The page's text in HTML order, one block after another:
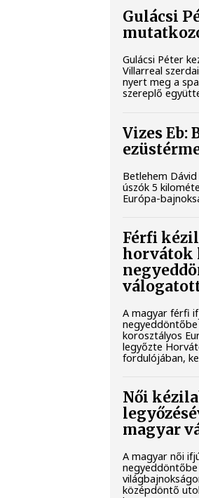
Gulácsi
Gulácsi Péter
Villarreal
nyert meg a
szereplő
Vizes Eb:
Betlehem
úszók 5
Európa-
Férfi
horvátok
A magyar férfi
korosztályos
legyőzte
fordulójában,
Női
magyar
A magyar női
középdöntő